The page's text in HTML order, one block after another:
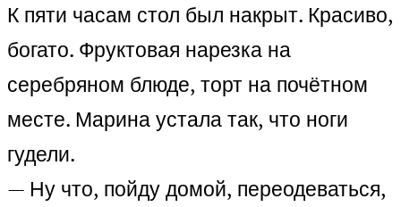
К пяти часам стол был накрыт. Красиво,
богато. Фруктовая нарезка на
серебряном блюде, торт на почётном
месте. Марина устала так, что ноги
гудели.
— Ну что, пойду домой, переодеваться,